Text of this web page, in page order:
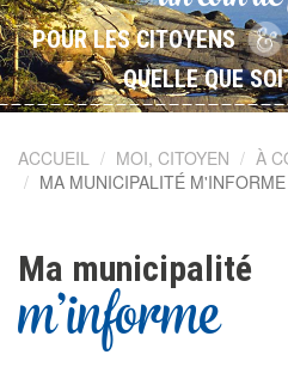
POUR LES CITOYENS
QUELLE QUE
ACCUEIL MOI, CITOYEN
À
MA MUNICIPALITÉ M'INFORME
Ma municipalité
m'informe